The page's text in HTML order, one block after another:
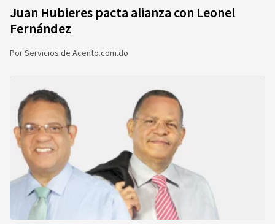
Juan Hubieres pacta alianza con Leonel
Fernández
PorServicios de Acento.com.do